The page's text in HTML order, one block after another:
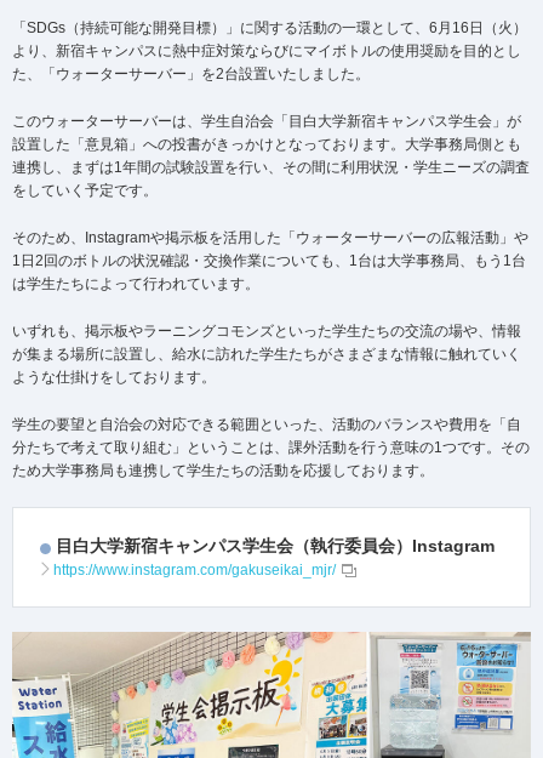
「SDGs（持続可能な開発目標）」に関する活動の一環として、6月16日（火）
より、新宿キャンパスに熱中症対策ならびにマイボトルの使用奨励を目的とし
た、「ウォーターサーバー」を2台設置いたしました。
このウォーターサーバーは、学生自治会「目白大学新宿キャンパス学生会」が
設置した「意見箱」への投書がきっかけとなっております。大学事務局側とも
連携し、まずは1年間の試験設置を行い、その間に利用状況・学生ニーズの調査
をしていく予定です。
そのため、Instagramや掲示板を活用した「ウォーターサーバーの広報活動」や
1日2回のボトルの状況確認・交換作業についても、1台は大学事務局、もう1台
は学生たちによって行われています。
いずれも、掲示板やラーニングコモンズといった学生たちの交流の場や、情報
が集まる場所に設置し、給水に訪れた学生たちがさまざまな情報に触れていく
ような仕掛けをしております。
学生の要望と自治会の対応できる範囲といった、活動のバランスや費用を「自
分たちで考えて取り組む」ということは、課外活動を行う意味の1つです。その
ため大学事務局も連携して学生たちの活動を応援しております。
目白大学新宿キャンパス学生会（執行委員会）Instagram
https://www.instagram.com/gakuseikai_mjr/